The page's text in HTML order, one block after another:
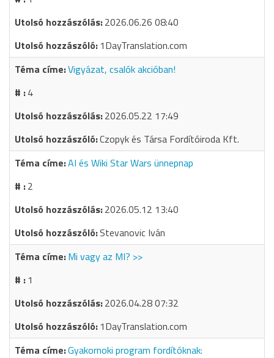
2026.06.26 08:40
1DayTranslation.com
Vigyázat, csalók akcióban!
4
2026.05.22 17:49
Czopyk és Társa Fordítóiroda Kft.
AI és Wiki Star Wars ünnepnap
2
2026.05.12 13:40
Stevanovic Iván
Mi vagy az MI? >>
1
2026.04.28 07:32
1DayTranslation.com
Gyakornoki program fordítóknak: